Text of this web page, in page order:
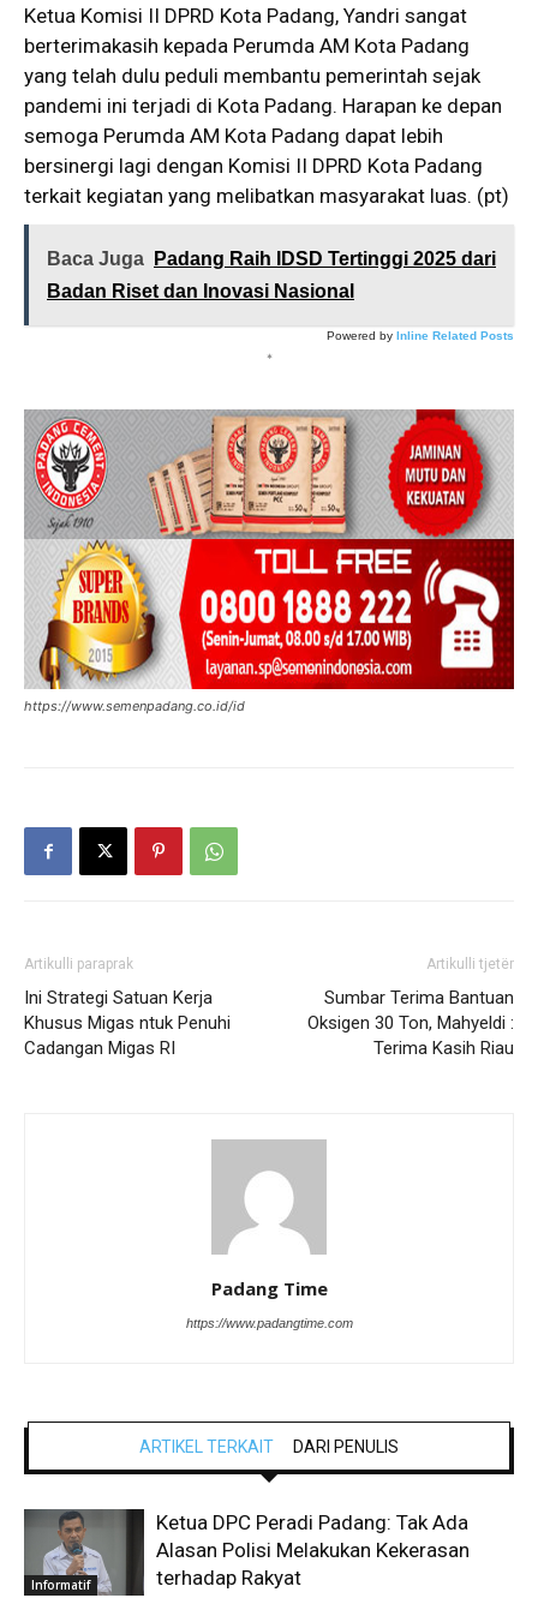
Ketua Komisi II DPRD Kota Padang, Yandri sangat
berterimakasih kepada Perumda AM Kota Padang
yang telah dulu peduli membantu pemerintah sejak
pandemi ini terjadi di Kota Padang. Harapan ke depan
semoga Perumda AM Kota Padang dapat lebih
bersinergi lagi dengan Komisi II DPRD Kota Padang
terkait kegiatan yang melibatkan masyarakat luas. (pt)
Baca Juga
Padang Raih IDSD Tertinggi 2025 dari
Badan Riset dan Inovasi Nasional
Powered by Inline Related Posts
*
https://www.semenpadang.co.id/id
Artikulli paraprak
Ini Strategi Satuan Kerja
Khusus Migas ntuk Penuhi
Cadangan Migas RI
Artikulli tjetër
Sumbar Terima Bantuan
Oksigen 30 Ton, Mahyeldi :
Terima Kasih Riau
Padang Time
https://www.padangtime.com
ARTIKEL TERKAIT DARI PENULIS
Informatif
Ketua DPC Peradi Padang: Tak Ada
Alasan Polisi Melakukan Kekerasan
terhadap Rakyat